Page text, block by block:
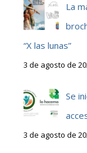
La
“X las lunas”
3 de agosto de
Se
3 de agosto de